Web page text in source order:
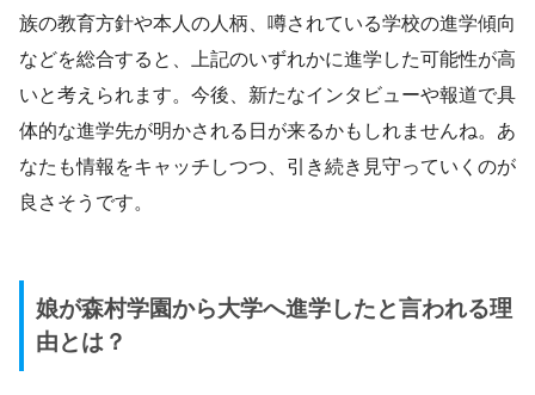
族の教育方針や本人の人柄、噂されている学校の進学傾向
などを総合すると、上記のいずれかに進学した可能性が高
いと考えられます。今後、新たなインタビューや報道で具
体的な進学先が明かされる日が来るかもしれませんね。あ
なたも情報をキャッチしつつ、引き続き見守っていくのが
良さそうです。
娘が森村学園から大学へ進学したと言われる理
由とは？